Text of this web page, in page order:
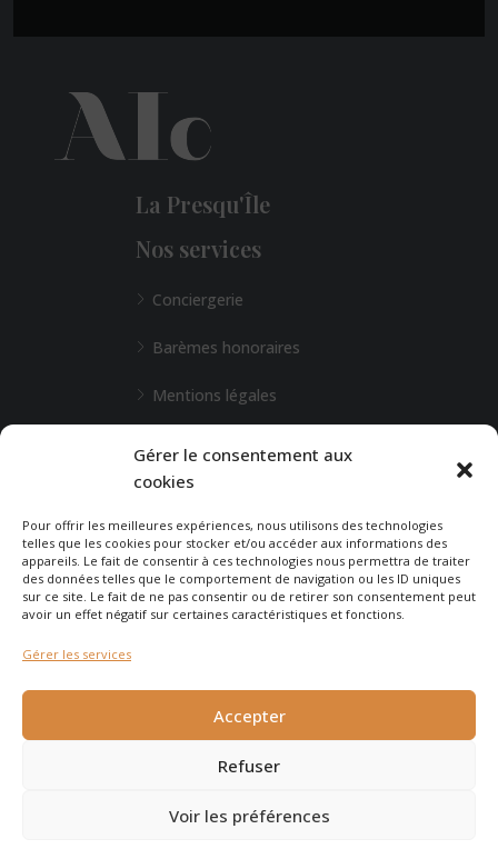
Gérer le consentement aux
cookies
Pour offrir les meilleures expériences, nous utilisons des technologies
telles que les cookies pour stocker et/ou accéder aux informations des
appareils. Le fait de consentir à ces technologies nous permettra de traiter
des données telles que le comportement de navigation ou les ID uniques
sur ce site. Le fait de ne pas consentir ou de retirer son consentement peut
avoir un effet négatif sur certaines caractéristiques et fonctions.
Gérer les services
Accepter
Refuser
Voir les préférences
La Presqu'Île
Nos services
Conciergerie
Barèmes honoraires
Mentions légales
Une demande particulière ?
CONTACTEZ-NOUS
© 2026 - Agence Immobilière du Cap - site réalisé par
et Chocolatine Studio